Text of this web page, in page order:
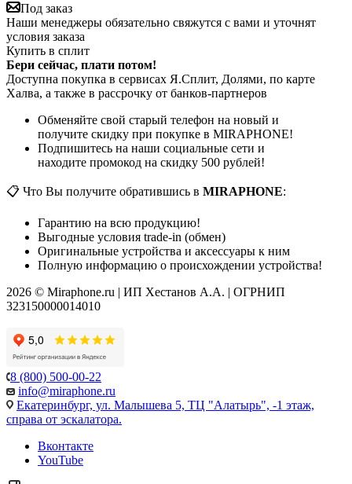
Под заказ
Наши менеджеры обязательно свяжутся с вами и уточнят
условия заказа
Купить в сплит
Бери сейчас, плати потом!
Доступна покупка в сервисах Я.Сплит, Долями, по карте
Халва, а также в рассрочку от банков-партнеров
Обменяйте свой старый телефон на новый и
получите скидку при покупке в MIRAPHONE!
Подпишитесь на наши социальные сети и
находите промокод на скидку 500 рублей!
📋 Что Вы получите обратившись в MIRAPHONE:
Гарантию на всю продукцию!
Выгодные условия trade-in (обмен)
Оригинальные устройства и аксессуары к ним
Полную информацию о происхождении устройства!
2026 © Miraphone.ru | ИП Хестанов А.А. | ОГРНИП
323150000014010
8 (800) 500-00-22
info@miraphone.ru
Екатеринбург, ул. Малышева 5, ТЦ "Алатырь", -1 этаж,
справа от эскалатора.
Вконтакте
YouTube